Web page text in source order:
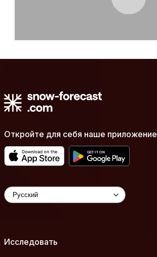
Откройте для себя наше приложение
Исследовать